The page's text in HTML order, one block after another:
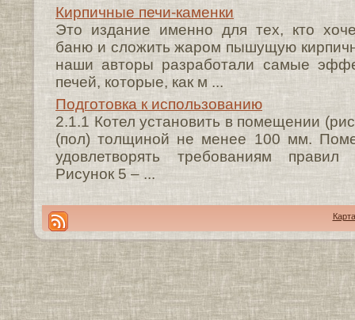
Кирпичные печи-каменки
Это издание именно для тех, кто
баню и сложить жаром пышущую
наши авторы разработали самые
печей, которые, как м ...
Подготовка к использованию
2.1.1 Котел установить в помещении
(пол) толщиной не менее 100 мм.
удовлетворять требованиям правил
Рисунок 5 – ...